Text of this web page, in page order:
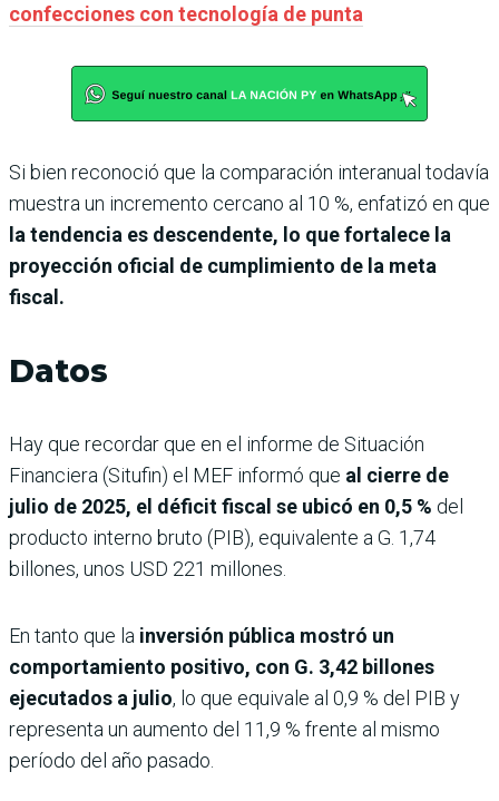
confecciones con tecnología de punta
Si bien reconoció que la comparación interanual todavía
muestra un incremento cercano al 10 %, enfatizó en que
la tendencia es descendente, lo que fortalece la
proyección oficial de cumplimiento de la meta
fiscal.
Datos
Hay que recordar que en el informe de Situación
Financiera (Situfin) el MEF informó que al cierre de
julio de 2025, el déficit fiscal se ubicó en 0,5 % del
producto interno bruto (PIB), equivalente a G. 1,74
billones, unos USD 221 millones.
En tanto que la inversión pública mostró un
comportamiento positivo, con G. 3,42 billones
ejecutados a julio, lo que equivale al 0,9 % del PIB y
representa un aumento del 11,9 % frente al mismo
período del año pasado.